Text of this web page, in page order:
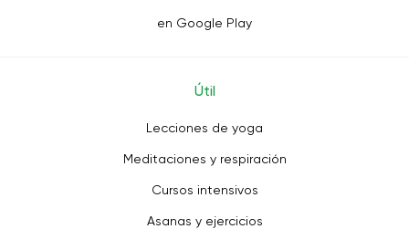
en Google Play
Útil
Lecciones de yoga
Meditaciones y respiración
Cursos intensivos
Asanas y ejercicios